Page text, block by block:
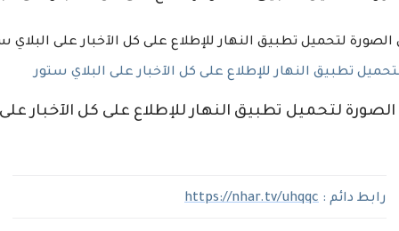
تطبيق النهار للإطلاع على كل الآخبار على البلاي ستور
لتحميل تطبيق النهار للإطلاع على كل الآخبار على
رابط دائم : https://nhar.tv/uhqqc